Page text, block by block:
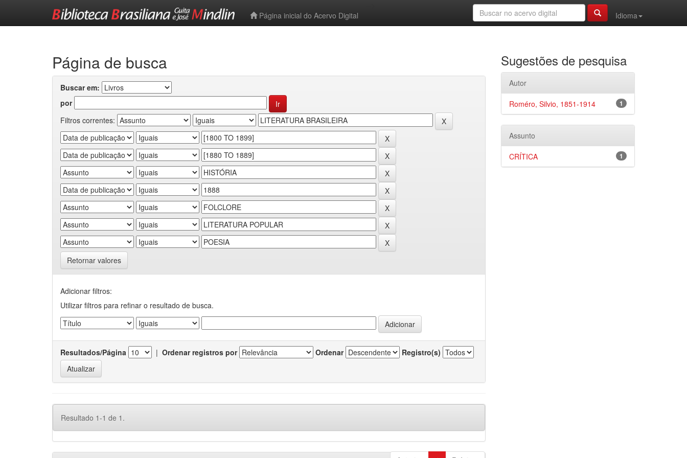
Página inicial do Acervo Digital
Idioma
Página de busca
Buscar em:
por
Filtros correntes:
Retornar valores
Adicionar filtros:
Utilizar filtros para refinar o resultado de busca.
Resultados/Página | Ordenar registros por Ordenar Registro(s)
Resultado 1-1 de 1.
Sugestões de pesquisa
Autor
1
Roméro, Silvio, 1851-1914
Assunto
1
CRÍTICA